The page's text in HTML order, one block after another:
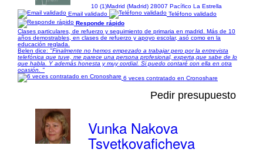
10 (1)Madrid (Madrid) 28007 Pacífico La Estrella
Email validado
Teléfono validado
Responde rápido
Clases particulares, de refuerzo y seguimiento de primaria en madrid. Más de 10
años demostrables, en clases de refuerzo y apoyo escolar, asó como en la
educación reglada.
Belen dice: "Finalmente no hemos empezado a trabajar pero por la entrevista
telefónica que tuve, me parece una persona profesional, experta,que sabe de lo
que habla. Y además honesta y muy cordial. Si puedo contaré con ella en otra
ocasión. "
6 veces contratado en Cronoshare
Pedir presupuesto
Vunka Nakova
Tsvetkovaficheva